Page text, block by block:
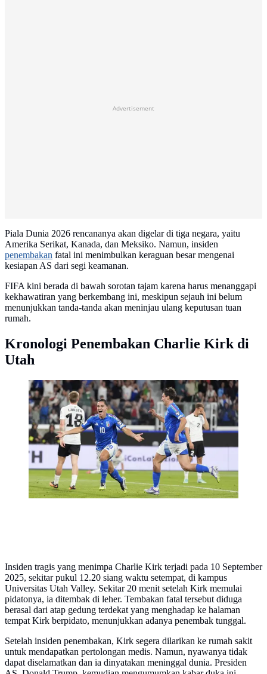
Advertisement
Piala Dunia 2026 rencananya akan digelar di tiga negara, yaitu
Amerika Serikat, Kanada, dan Meksiko. Namun, insiden
penembakan fatal ini menimbulkan keraguan besar mengenai
kesiapan AS dari segi keamanan.
FIFA kini berada di bawah sorotan tajam karena harus menanggapi
kekhawatiran yang berkembang ini, meskipun sejauh ini belum
menunjukkan tanda-tanda akan meninjau ulang keputusan tuan
rumah.
Kronologi Penembakan Charlie Kirk di
Utah
Pemain Timnas Italia, Giacomo Raspadori, merayakan
setelah mencetak gol ketiga timnya dalam pertandingan
Kualifikasi Piala Dunia 2026 melawan Timnas Estonia
di Bergamo, Italia, Jumat, 5 September 2025. (Fabio
Ferrari/LaPresse via AP)
Insiden tragis yang menimpa Charlie Kirk terjadi pada 10 September
2025, sekitar pukul 12.20 siang waktu setempat, di kampus
Universitas Utah Valley. Sekitar 20 menit setelah Kirk memulai
pidatonya, ia ditembak di leher. Tembakan fatal tersebut diduga
berasal dari atap gedung terdekat yang menghadap ke halaman
tempat Kirk berpidato, menunjukkan adanya penembak tunggal.
Setelah insiden penembakan, Kirk segera dilarikan ke rumah sakit
untuk mendapatkan pertolongan medis. Namun, nyawanya tidak
dapat diselamatkan dan ia dinyatakan meninggal dunia. Presiden